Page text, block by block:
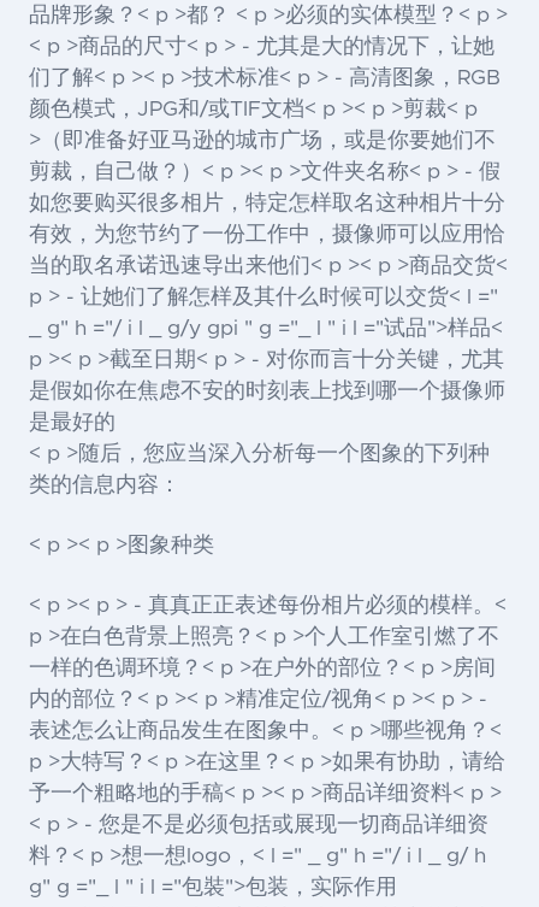
品牌形象？< p >都？ < p >必须的实体模型？< p >
< p >商品的尺寸< p > - 尤其是大的情况下，让她
们了解< p >< p >技术标准< p > - 高清图象，RGB
颜色模式，JPG和/或TIF文档< p >< p >剪裁< p
>（即准备好亚马逊的城市广场，或是你要她们不
剪裁，自己做？）< p >< p >文件夹名称< p > - 假
如您要购买很多相片，特定怎样取名这种相片十分
有效，为您节约了一份工作中，摄像师可以应用恰
当的取名承诺迅速导出来他们< p >< p >商品交货<
p > - 让她们了解怎样及其什么时候可以交货< l ="
_ g" h ="/ i l _ g/y gpi " g ="_ l " i l ="试品">样品<
p >< p >截至日期< p > - 对你而言十分关键，尤其
是假如你在焦虑不安的时刻表上找到哪一个摄像师
是最好的
< p >随后，您应当深入分析每一个图象的下列种
类的信息内容：
< p >< p >图象种类
< p >< p > - 真真正正表述每份相片必须的模样。<
p >在白色背景上照亮？< p >个人工作室引燃了不
一样的色调环境？< p >在户外的部位？< p >房间
内的部位？< p >< p >精准定位/视角< p >< p > -
表述怎么让商品发生在图象中。< p >哪些视角？<
p >大特写？< p >在这里？< p >如果有协助，请给
予一个粗略地的手稿< p >< p >商品详细资料< p >
< p > - 您是不是必须包括或展现一切商品详细资
料？< p >想一想logo，< l =" _ g" h ="/ i l _ g/ h
g" g ="_ l " i l ="包裝">包装 ，实际作用